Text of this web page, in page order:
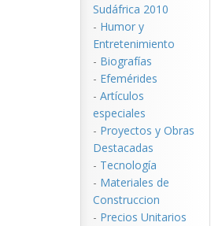
Sudáfrica 2010
- Humor y
Entretenimiento
- Biografías
- Efemérides
- Artículos
especiales
- Proyectos y Obras
Destacadas
- Tecnología
- Materiales de
Construccion
- Precios Unitarios